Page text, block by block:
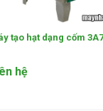
phí
ngắn.
đồng đều.
tạo hạt dạng cốm
hệ